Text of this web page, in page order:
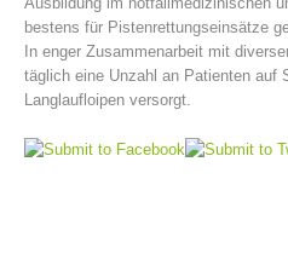
bestens für Pistenrettungseinsätze
In enger Zusammenarbeit mit
täglich eine Unzahl an Patienten auf
Langlaufloipen versorgt.